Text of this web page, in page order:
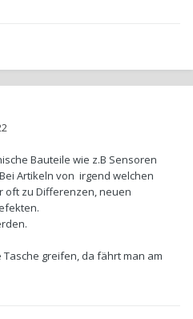
Bauteile wie z.B Sensoren
Artikeln von irgend welchen
oft zu Differenzen, neuen
greifen, da fährt man am